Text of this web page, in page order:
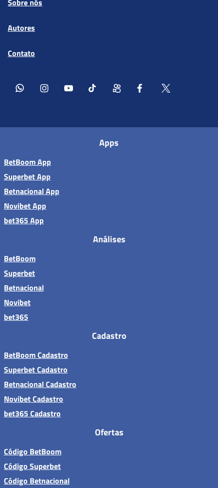
Sobre nós
Autores
Contato
Apps
BetBoom App
Superbet App
Betnacional App
Novibet App
bet365 App
Análises
BetBoom
Superbet
Betnacional
Novibet
bet365
Cadastro
BetBoom Cadastro
Superbet Cadastro
Betnacional Cadastro
Novibet Cadastro
bet365 Cadastro
Ofertas
Código BetBoom
Código Superbet
Código Betnacional